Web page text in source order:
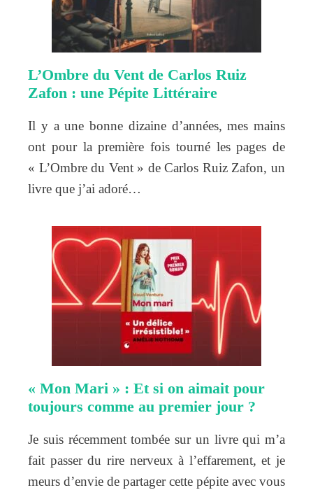
L’Ombre du Vent de Carlos Ruiz
Zafon : une Pépite Littéraire
Il y a une bonne dizaine d’années, mes mains
ont pour la première fois tourné les pages de
« L’Ombre du Vent » de Carlos Ruiz Zafon, un
livre que j’ai adoré…
« Mon Mari » : Et si on aimait pour
toujours comme au premier jour ?
Je suis récemment tombée sur un livre qui m’a
fait passer du rire nerveux à l’effarement, et je
meurs d’envie de partager cette pépite avec vous